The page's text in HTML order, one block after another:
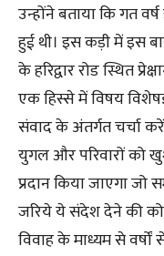
उन्होंने बताया कि गत
हुई थी। इस कड़ी में इस
के हरिद्वार रोड स्थित
एक हिस्से में विषय
संवाद के अंतर्गत चर्चा
युगल और परिवारों को
प्रदान किया जाएगा
जरिये ये संदेश देने की
विवाह के माध्यम से वर्षों